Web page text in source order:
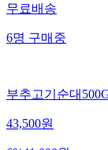
무료배송
6명구매중
부추고기순대
43,500원